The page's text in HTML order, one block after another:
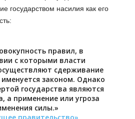
государством насилия как его
правил, в
с которыми власти
сдерживание
законом. Однако
государства являются
а применение или угроза
силы.»
правительство»